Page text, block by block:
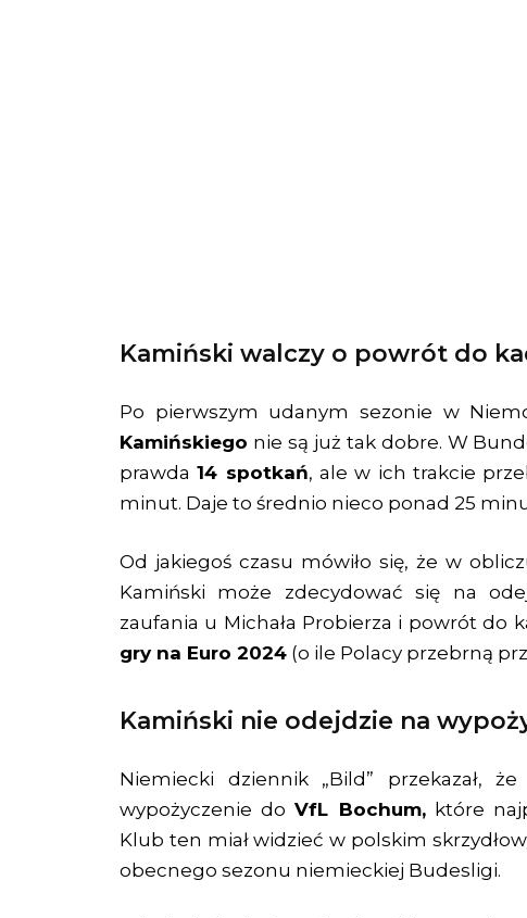
Kamiński walczy o powrót do
Po pierwszym udanym sezonie w
Kamińskiego nie są już tak dobre. W
prawda14 spotkań, ale w ich trakcie
minut. Daje to średnio nieco ponad 25
Od jakiegoś czasu mówiło się, że w
Kamiński może zdecydować się na
zaufania u Michała Probierza i powrót do
gry na Euro 2024 (o ile Polacy przebrną
Kamiński nie odejdzie na
Niemiecki dziennik „Bild” przekazał,
wypożyczenie doVfL Bochum,które
Klub ten miał widzieć w polskim
obecnego sezonu niemieckiej Budesligi.